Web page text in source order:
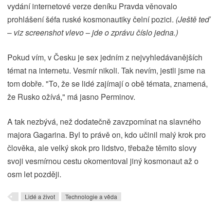
vydání internetové verze deníku Pravda věnovalo
prohlášení šéfa ruské kosmonautiky čelní pozici. (Ještě teď
– viz screenshot vlevo–jde o zprávu číslo jedna.)
Pokud vím, v Česku je sex jedním z nejvyhledávanějších
témat na internetu. Vesmír nikoli. Tak nevím, jestli jsme na
tom dobře. "To, že se lidé zajímají o obě témata, znamená,
že Rusko ožívá," má jasno Perminov.
A tak nezbývá, než dodatečně zavzpomínat na slavného
majora Gagarina. Byl to právě on, kdo učinil malý krok pro
člověka, ale velký skok pro lidstvo, třebaže těmito slovy
svoji vesmírnou cestu okomentoval jiný kosmonaut až o
osm let později.
Lidé a život Technologie a věda